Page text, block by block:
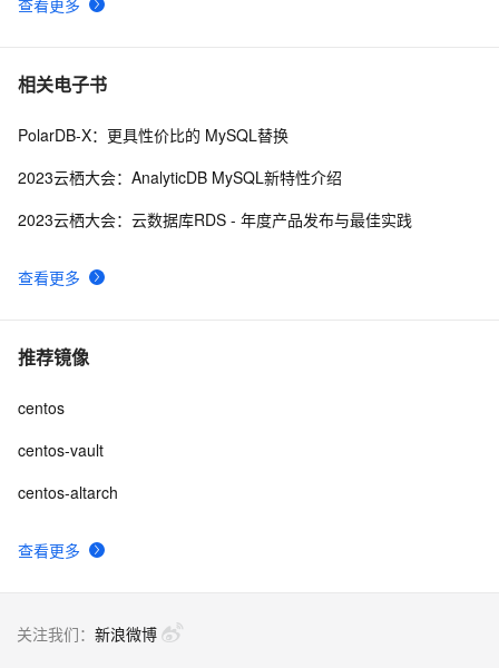
查看更多
相关电子书
查看更多
PolarDB-X：更具性价比的 MySQL替换
2023云栖大会：AnalyticDB MySQL新特性介绍
2023云栖大会：云数据库RDS - 年度产品发布与最佳实践
推荐镜像
查看更多
centos
centos-vault
centos-altarch
关注我们： 新浪微博